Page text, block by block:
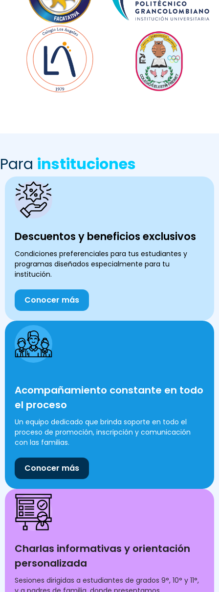
Para instituciones
Descuentos y beneficios exclusivos
Condiciones preferenciales para tus estudiantes y
programas diseñados especialmente para tu
institución.
Conocer más
Acompañamiento constante en todo
el proceso
Un equipo dedicado que brinda soporte en todo el
proceso de promoción, inscripción y comunicación
con las familias.
Conocer más
Charlas informativas y orientación
personalizada
Sesiones dirigidas a estudiantes de grados 9°, 10° y 11°,